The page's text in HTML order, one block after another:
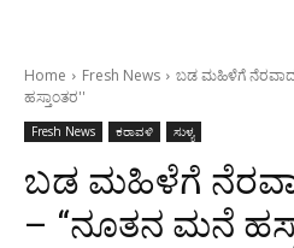
Home Fresh News
ಬಡ ಮಹಿಳೆಗೆ
ಹಸ್ತಾಂತರ''
Fresh News ಕರಾವಳಿ ಸುಳ್ಯ
ಬಡ ಮಹಿಳೆಗೆ
– “ನೂತನ ಮನೆ